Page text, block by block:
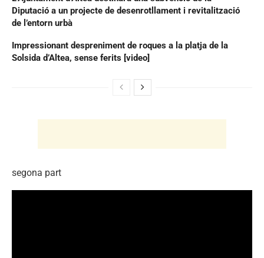
Diputació a un projecte de desenrotllament i revitalització
de l’entorn urbà
Impressionant despreniment de roques a la platja de la
Solsida d’Altea, sense ferits [video]
segona part